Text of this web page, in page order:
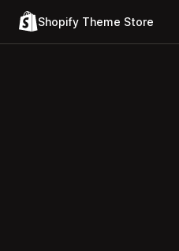
Shopify Theme Store